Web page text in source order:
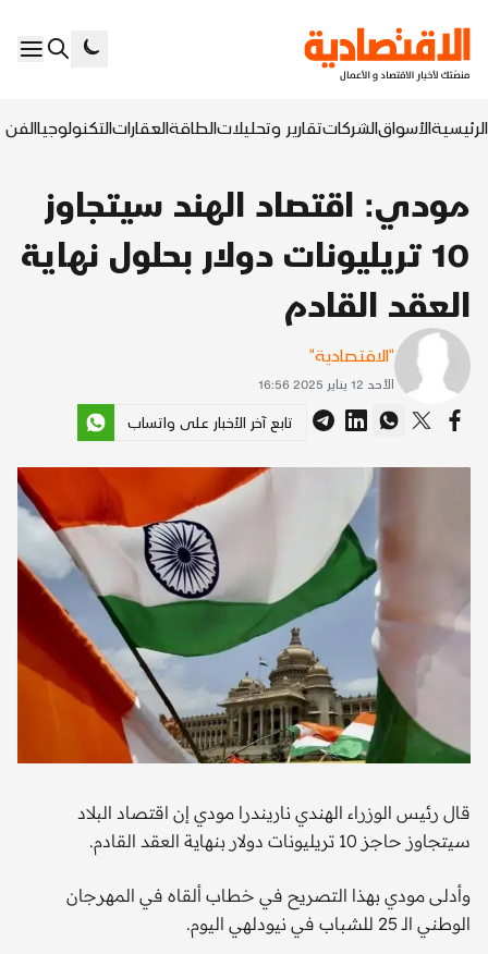
الرئيسيةالأسواقالشركاتتقارير وتحليلاتالطاقةالعقاراتالتكنولوجياالفن
مودي: اقتصاد الهند سيتجاوز
10 تريليونات دولار بحلول نهاية
العقد القادم
"الاقتصادية"
الأحد 12 يناير 2025 16:56
تابع آخر الأخبار على واتساب
قال رئيس الوزراء الهندي ناريندرا مودي إن اقتصاد البلاد
سيتجاوز حاجز 10 تريليونات دولار بنهاية العقد القادم.
وأدلى مودي بهذا التصريح في خطاب ألقاه في المهرجان
الوطني الـ 25 للشباب في نيودلهي اليوم.